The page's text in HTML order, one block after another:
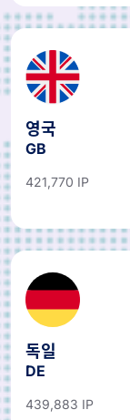
영국
GB
421,770 IP
독일
DE
439,883 IP